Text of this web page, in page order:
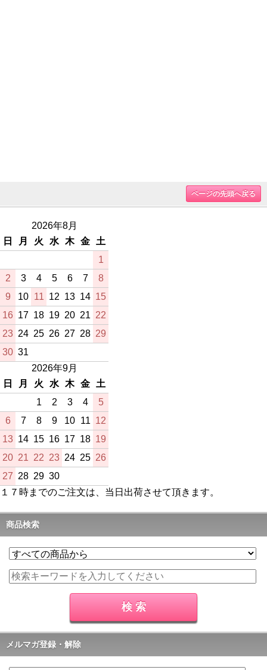
ページの先頭へ戻る
2026年8月
日
月 火 水 木 金 土
1
2
3 4 5 6 7
8
9
10 11 12 13 14 15
16 17 18 19 20 21 22
23 24 25 26 27 28 29
30 31
2026年9月
日
月 火 水 木 金 土
1
2 3 4
5
6
7 8 9 10 11 12
13 14 15 16 17 18 19
20 21 22 23 24 25 26
27 28 29 30
１７時までのご注文は、当日出荷させて頂きます。
商品検索
メルマガ登録・解除